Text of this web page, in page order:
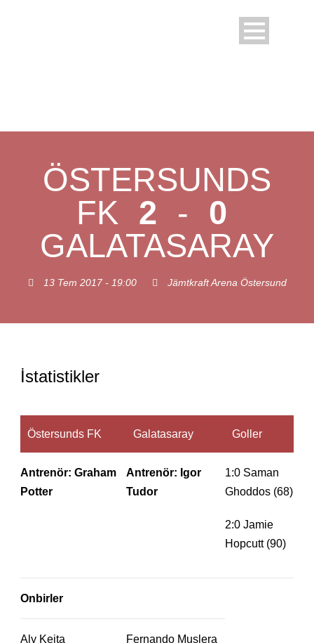
ÖSTERSUNDS
FK 2 -
0
GALATASARAY
13 Tem 2017 - 19:00 Jämtkraft Arena Östersund
İstatistikler
Östersunds FK Galatasaray Goller
Antrenör: Graham
Potter
Antrenör: Igor
Tudor
1:0 Saman
Ghoddos (68)
2:0 Jamie
Hopcutt (90)
Onbirler
Aly Keita Fernando Muslera